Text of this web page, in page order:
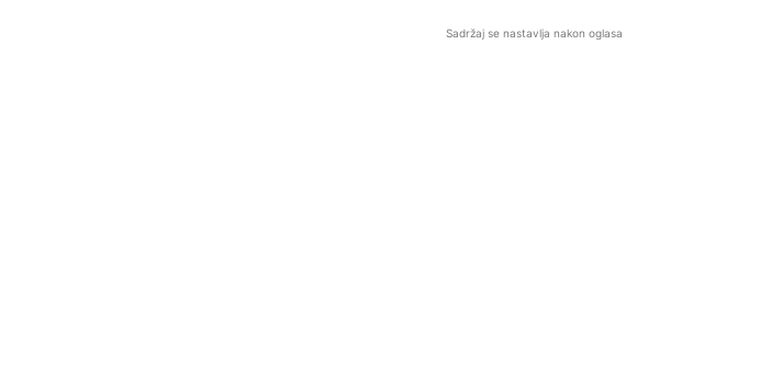
Sadržaj se nastavlja nakon oglasa